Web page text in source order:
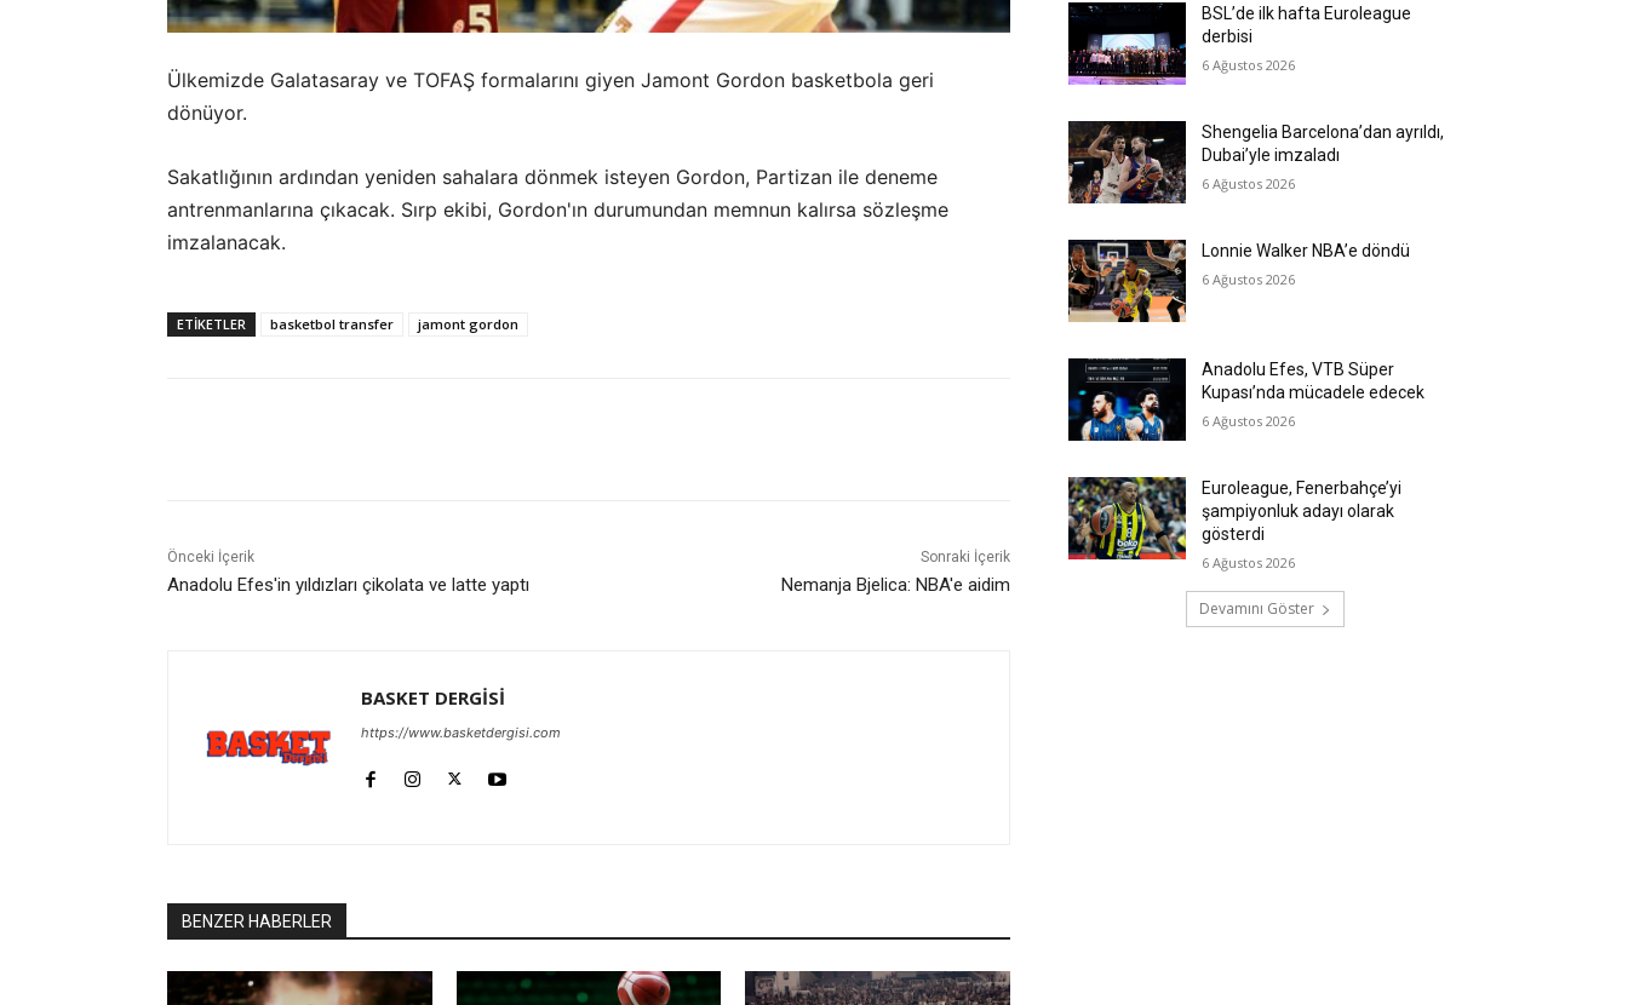
Ülkemizde Galatasaray ve TOFAŞ formalarını giyen Jamont Gordon basketbola geri
dönüyor.
Sakatlığının ardından yeniden sahalara dönmek isteyen Gordon, Partizan ile deneme
antrenmanlarına çıkacak. Sırp ekibi, Gordon'ın durumundan memnun kalırsa sözleşme
imzalanacak.
ETIKETLER basketbol transfer jamont gordon
Önceki İçerik
Anadolu Efes'in yıldızları çikolata ve latte yaptı
Sonraki İçerik
Nemanja Bjelica: NBA'e aidim
BASKET DERGİSİ
https://www.basketdergisi.com
BENZER HABERLER
BSL’de ilk hafta Euroleague
derbisi
6 Ağustos 2026
Shengelia Barcelona’dan ayrıldı,
Dubai’yle imzaladı
6 Ağustos 2026
Lonnie Walker NBA’e döndü
6 Ağustos 2026
Anadolu Efes, VTB Süper
Kupası’nda mücadele edecek
6 Ağustos 2026
Euroleague, Fenerbahçe’yi
şampiyonluk adayı olarak
gösterdi
6 Ağustos 2026
Devamını Göster